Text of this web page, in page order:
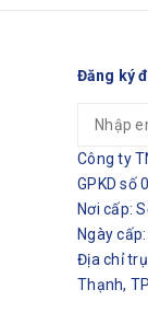
Đăng ký
Công ty
GPKD số
Nơi cấp:
Ngày
Địa chỉ
Thạnh,